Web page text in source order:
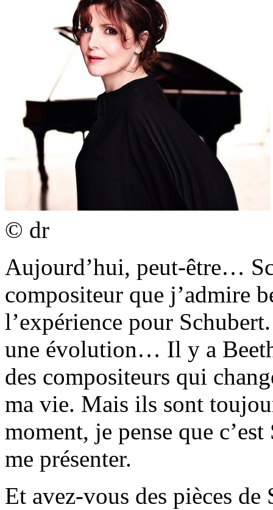
© dr
Aujourd’hui, peut-être…
compositeur que j’admire
l’expérience pour
une évolution… Il y a
des compositeurs qui
ma vie. Mais ils sont
moment, je pense que
me présenter.
Et avez-vous des pièces